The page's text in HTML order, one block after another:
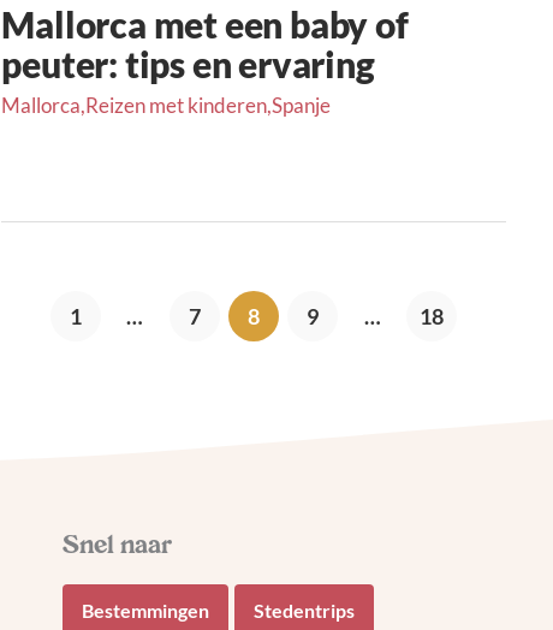
Mallorca met een baby of
peuter: tips en ervaring
Mallorca,Reizen met kinderen,Spanje
1 … 7 8 9 … 18
Bestemmingen Stedentrips